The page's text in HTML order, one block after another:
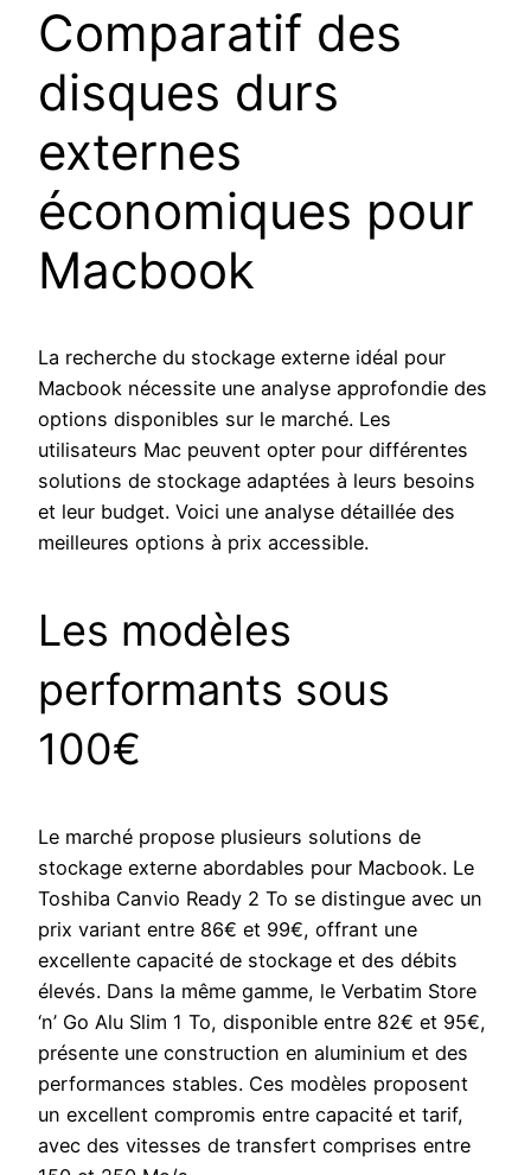
Comparatif des
disques durs
externes
économiques pour
Macbook
La recherche du stockage externe idéal pour
Macbook nécessite une analyse approfondie des
options disponibles sur le marché. Les
utilisateurs Mac peuvent opter pour différentes
solutions de stockage adaptées à leurs besoins
et leur budget. Voici une analyse détaillée des
meilleures options à prix accessible.
Les modèles
performants sous
100€
Le marché propose plusieurs solutions de
stockage externe abordables pour Macbook. Le
Toshiba Canvio Ready 2 To se distingue avec un
prix variant entre 86€ et 99€, offrant une
excellente capacité de stockage et des débits
élevés. Dans la même gamme, le Verbatim Store
‘n’ Go Alu Slim 1 To, disponible entre 82€ et 95€,
présente une construction en aluminium et des
performances stables. Ces modèles proposent
un excellent compromis entre capacité et tarif,
avec des vitesses de transfert comprises entre